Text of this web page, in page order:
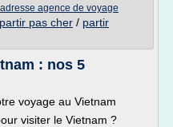
adresse agence de voyage
pas cher / partir
: nos 5
voyage au Vietnam
visiter le Vietnam ?